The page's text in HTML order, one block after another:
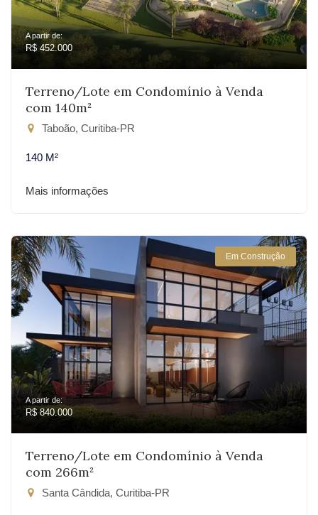
A partir de:
R$ 452.000
Terreno/Lote em Condomínio à Venda
com 140m²
Taboão, Curitiba-PR
140 M²
Mais informações
Em Construção
A partir de:
R$ 840.000
Terreno/Lote em Condomínio à Venda
com 266m²
Santa Cândida, Curitiba-PR